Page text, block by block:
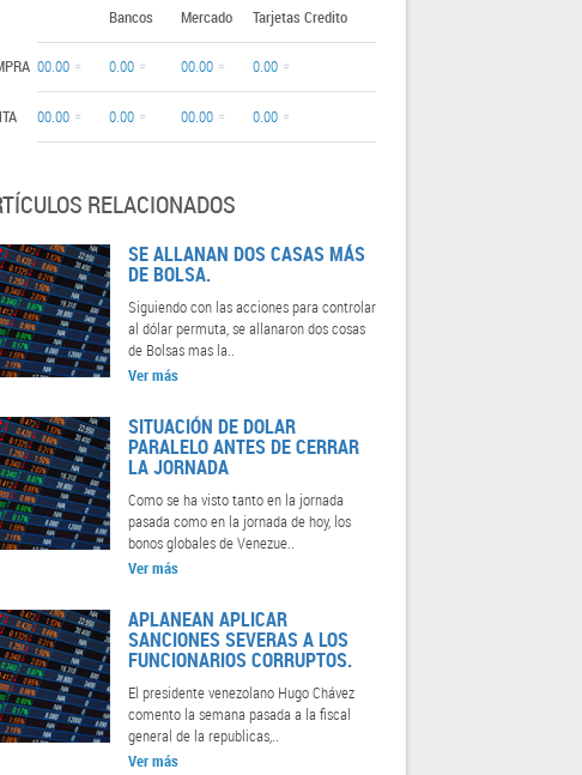
Bancos Mercado Tarjetas Credito
00.00 0.00 00.00 0.00
00.00 0.00 00.00 0.00
RELACIONADOS
SE ALLANAN DOS CASAS MÁS
DE BOLSA.
Siguiendo con las acciones para controlar
al dólar permuta, se allanaron dos cosas
de Bolsas mas la..
Ver más
SITUACIÓN DE DOLAR
PARALELO ANTES DE CERRAR
LA JORNADA
Como se ha visto tanto en la jornada
pasada como en la jornada de hoy, los
bonos globales de Venezue..
Ver más
APLANEAN APLICAR
SANCIONES SEVERAS A LOS
FUNCIONARIOS CORRUPTOS.
El presidente venezolano Hugo Chávez
comento la semana pasada a la fiscal
general de la republicas,..
Ver más